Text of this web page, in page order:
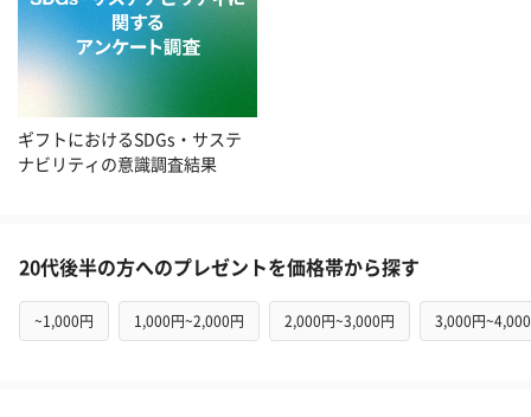
ギフトにおけるSDGs・サステ
ナビリティの意識調査結果
20代後半の方へのプレゼントを価格帯から探す
~1,000円 1,000円~2,000円 2,000円~3,000円 3,000円